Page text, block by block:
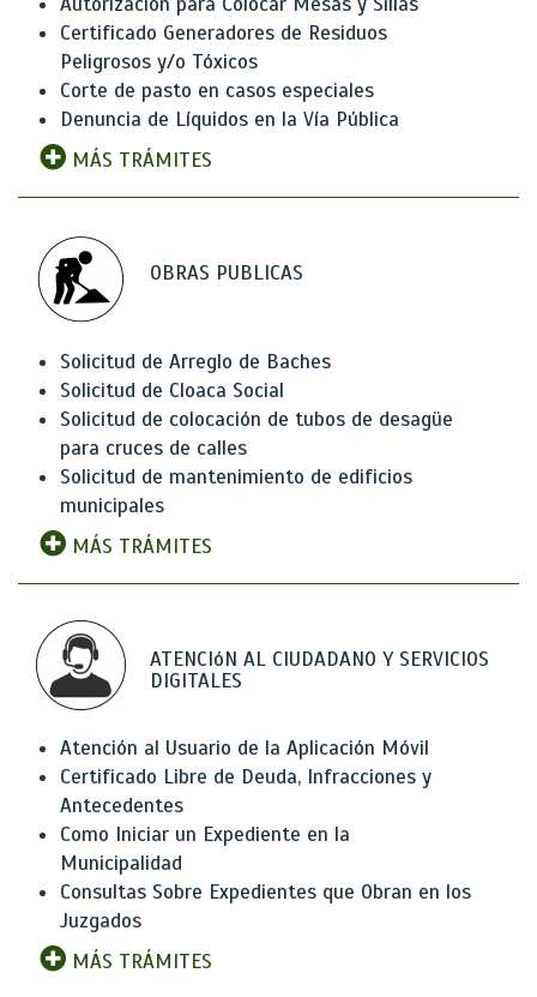
Certificado Generadores de Residuos
Peligrosos y/o Tóxicos
Corte de pasto en casos especiales
Denuncia de Líquidos en la Vía Pública
MÁS TRÁMITES
OBRAS PUBLICAS
Solicitud de Arreglo de Baches
Solicitud de Cloaca Social
Solicitud de colocación de tubos de desagüe
para cruces de calles
Solicitud de mantenimiento de edificios
municipales
MÁS TRÁMITES
ATENCIóN AL CIUDADANO Y SERVICIOS
DIGITALES
Atención al Usuario de la Aplicación Móvil
Certificado Libre de Deuda, Infracciones y
Antecedentes
Como Iniciar un Expediente en la
Municipalidad
Consultas Sobre Expedientes que Obran en los
Juzgados
MÁS TRÁMITES